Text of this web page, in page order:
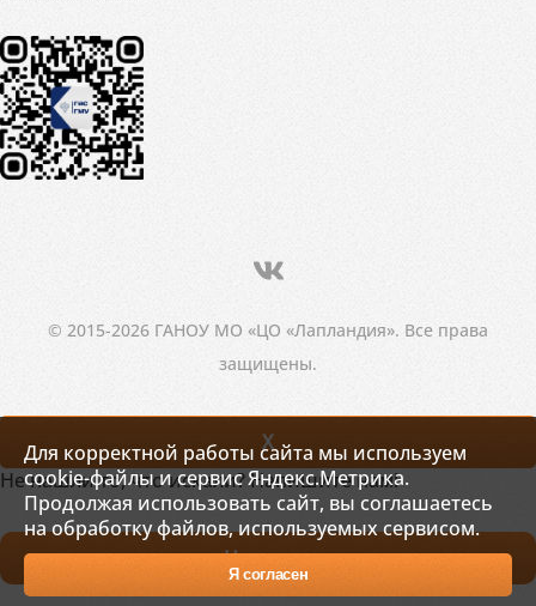
© 2015-2026 ГАНОУ МО «ЦО «Лапландия». Все права
защищены.
Для корректной работы сайта мы используем
cookie-файлы и сервис Яндекс.Метрика.
Продолжая использовать сайт, вы соглашаетесь
на обработку файлов, используемых сервисом.
Я согласен
X
Не нашли то, что искали? Напишите нам!
Написать